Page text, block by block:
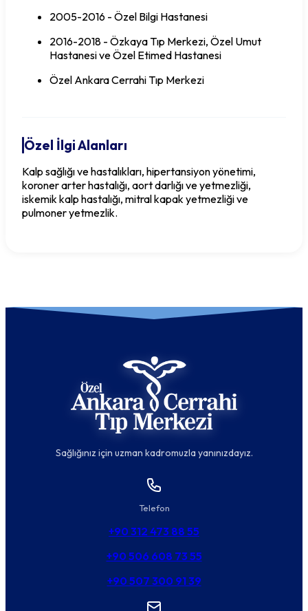
2005-2016 - Özel Bilgi Hastanesi
2016-2018 - Özkaya Tıp Merkezi, Özel Umut
Hastanesi ve Özel Etimed Hastanesi
Özel Ankara Cerrahi Tıp Merkezi
Özel İlgi Alanları
Kalp sağlığı ve hastalıkları, hipertansiyon yönetimi,
koroner arter hastalığı, aort darlığı ve yetmezliği,
iskemik kalp hastalığı, mitral kapak yetmezliği ve
pulmoner yetmezlik.
Sağlığınız için uzman kadromuzla yanınızdayız.
Telefon
+90 312 473 88 55
+90 506 608 73 55
+90 507 300 91 39